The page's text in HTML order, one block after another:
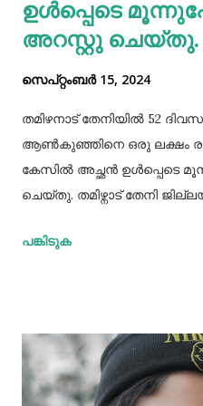
ഉള്‍പ്പെടെ
അറസ്റ്റു ചെയ്തു.
സെപ്റ്റംബർ 15, 2024
തമിഴനാട് തേനിയില്‍ 52
ആണ്‍കുഞ്ഞിനെ ഒരു ലക്ഷം
കേസില്‍ അച്ഛൻ ഉള്‍പ്പെടെ
ചെയ്തു. തമിഴ്നാട് തേനി
സ്വദേശികളായ
സമയവും മദ്യലഹരിയിലും.
രൂപക്ക് വില്‍പ്പന
മദ്യലഹരിയിലിരിക്കെ
പങ്കിടുക